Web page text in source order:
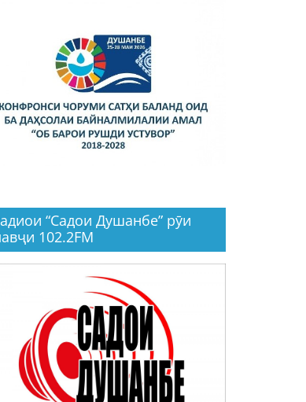
“Садои Душанбе” рӯи
102.2FM